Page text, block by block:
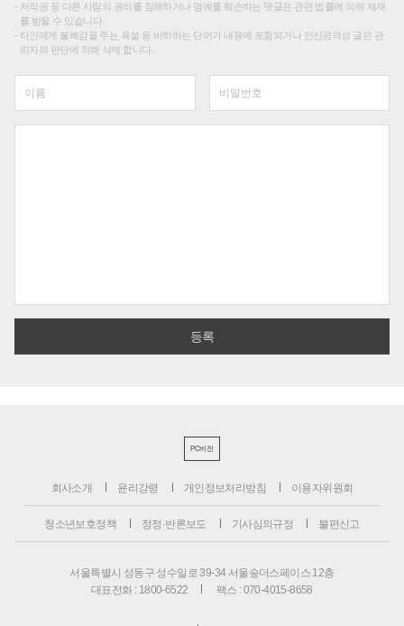
저작권 등 다른 사람의 권리를 침해하거나 명예를 훼손하는 댓글은 관련 법률에 의해 제재
를 받을 수 있습니다.
타인에게 불쾌감을 주는 욕설 등 비하하는 단어가 내용에 포함되거나 인신공격성 글은 관
리자의 판단에 의해 삭제 합니다.
PC버전
회사소개 윤리강령 개인정보처리방침 이용자위원회
청소년보호정책 정정·반론보도 기사심의규정 불편신고
서울특별시 성동구 성수일로 39-34 서울숲더스페이스 12층
대표전화 : 1800-6522
팩스 : 070-4015-8658